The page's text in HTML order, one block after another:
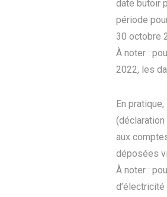
date butoir
période
30 octobre
À noter :
2022, les
En
(déclaration
aux
déposées
À noter :